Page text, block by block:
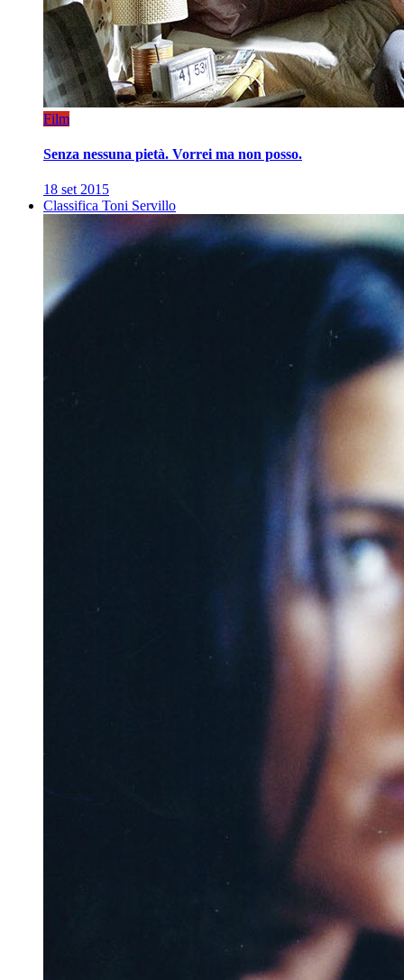
Film
Senza nessuna pietà. Vorrei ma non posso.
18 set 2015
Classifica Toni Servillo